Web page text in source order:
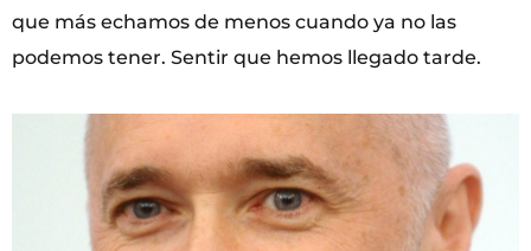
que más echamos de menos cuando ya no las
podemos tener. Sentir que hemos llegado tarde.